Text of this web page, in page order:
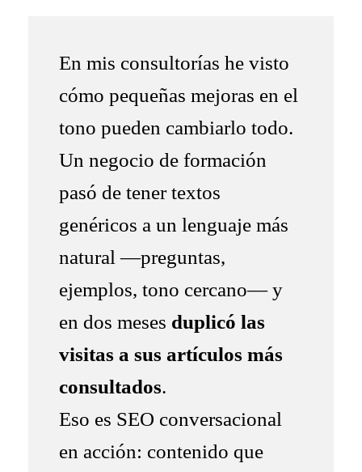
En mis consultorías he visto
cómo pequeñas mejoras en el
tono pueden cambiarlo todo.
Un negocio de formación
pasó de tener textos
genéricos a un lenguaje más
natural —preguntas,
ejemplos, tono cercano— y
en dos meses duplicó las
visitas a sus artículos más
consultados.
Eso es SEO conversacional
en acción: contenido que